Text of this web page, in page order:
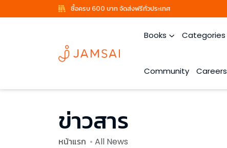
ซื้อครบ 600 บาท จัดส่งฟรีทั่วประเทศ
Books Categories
Community Careers
ข่าวสาร
หน้าแรก All News